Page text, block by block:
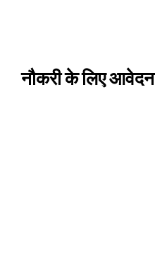
नौकरी के लिए आवेदन